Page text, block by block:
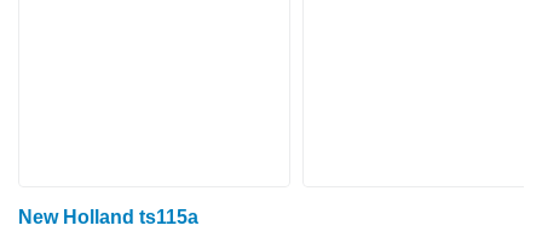
New Holland ts115a